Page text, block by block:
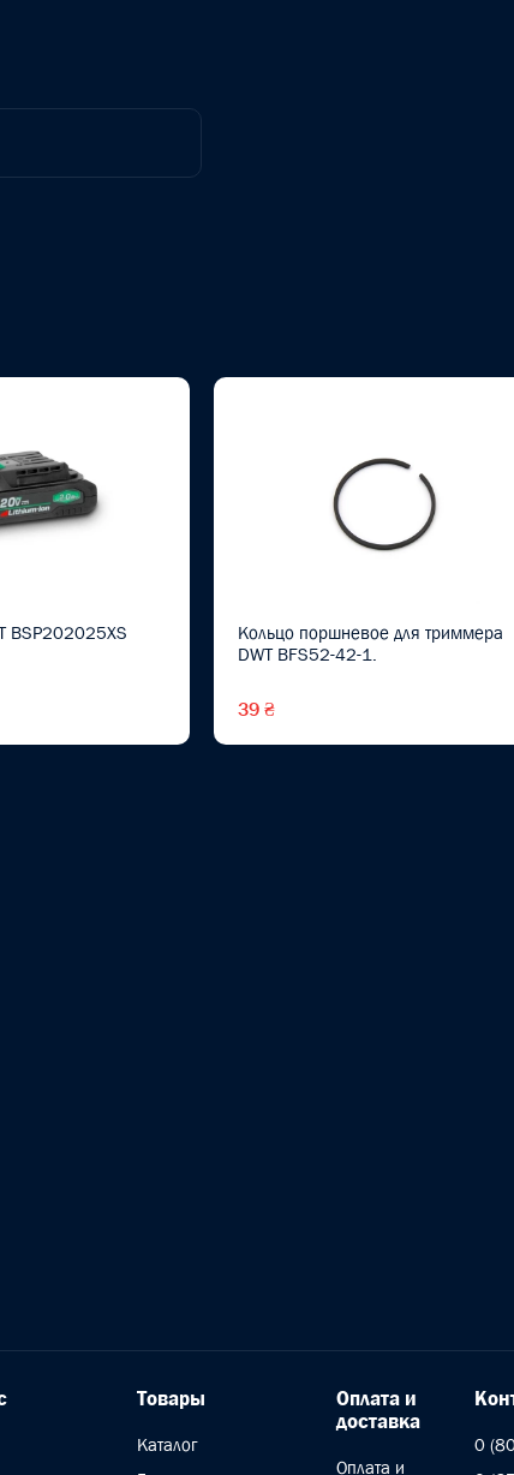
BSP202025XS
Кольцо поршневое для триммера
DWT BFS52-42-1.
39 ₴
Товары
Каталог
Оплата и
доставка
Оплата и
0